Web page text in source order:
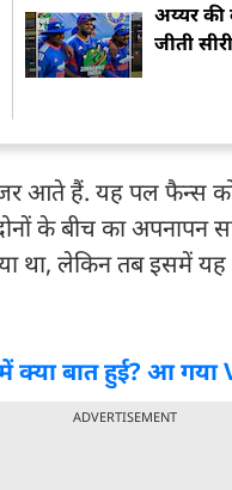
अय्यर की
जीती
आते हैं. यह पल फैन्स
दोनों के बीच का
था, लेकिन तब इसमें
क्या बात हुई? आ गया
ADVERTISEMENT